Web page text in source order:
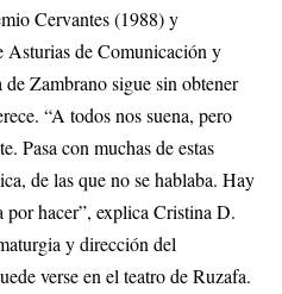
Cervantes (1988) y
Asturias de Comunicación y
Zambrano sigue sin obtener
“A todos nos suena, pero
Pasa con muchas de estas
de las que no se hablaba. Hay
hacer”, explica Cristina D.
y dirección del
verse en el teatro de Ruzafa.